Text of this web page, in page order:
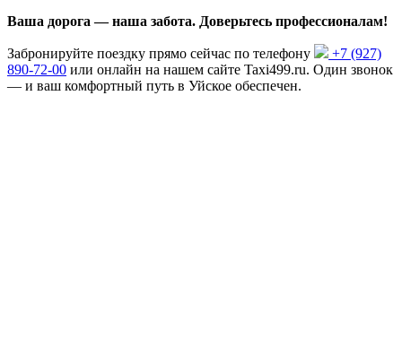
Ваша дорога — наша забота. Доверьтесь профессионалам!
Забронируйте поездку прямо сейчас по телефону
+7 (927)
890-72-00 или онлайн на нашем сайте Taxi499.ru. Один звонок
— и ваш комфортный путь в Уйское обеспечен.